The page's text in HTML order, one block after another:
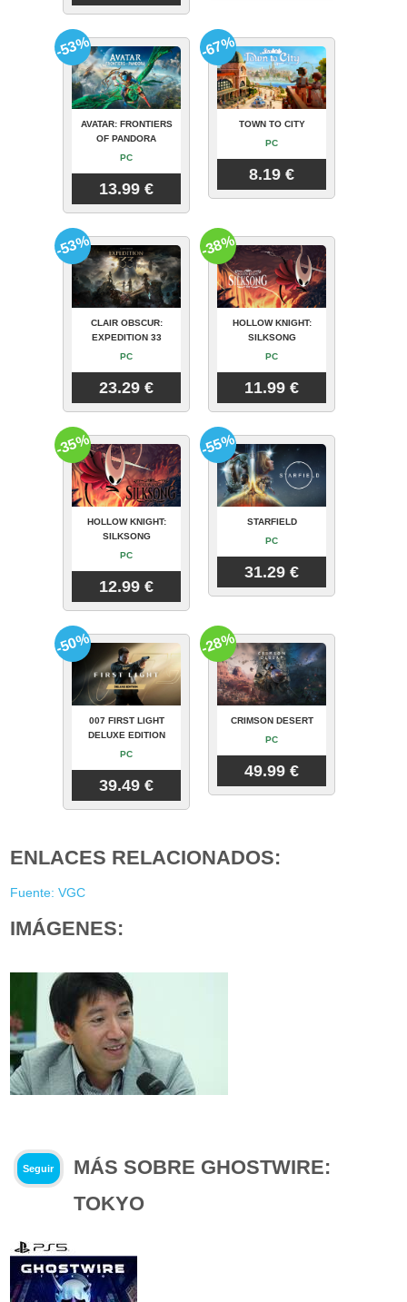
AVATAR: FRONTIERS
OF PANDORA
PC
13.99 €
-53%
TOWN TO CITY
PC
8.19 €
-67%
CLAIR OBSCUR:
EXPEDITION 33
PC
23.29 €
-53%
HOLLOW KNIGHT:
SILKSONG
PC
11.99 €
-38%
HOLLOW KNIGHT:
SILKSONG
PC
12.99 €
-35%
STARFIELD
PC
31.29 €
-55%
007 FIRST LIGHT
DELUXE EDITION
PC
39.49 €
-50%
CRIMSON DESERT
PC
49.99 €
-28%
ENLACES RELACIONADOS:
Fuente: VGC
IMÁGENES:
Seguir
MÁS SOBRE GHOSTWIRE:
TOKYO